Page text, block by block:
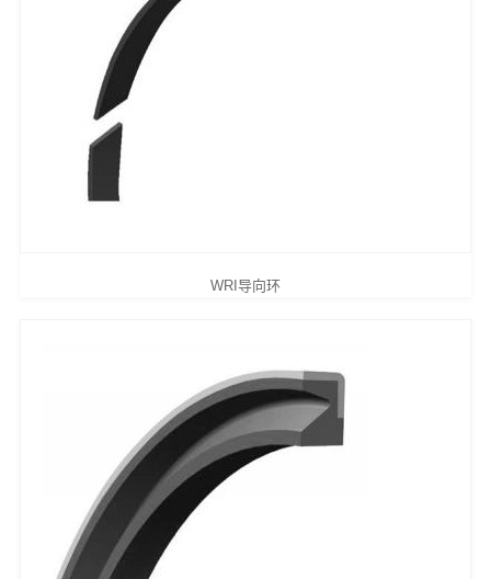
WRI导向环